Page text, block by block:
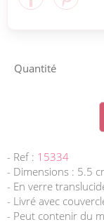
Quantité
- Ref : 15334
- Dimensions : 5.5
- En verre
- Livré avec
- Peut contenir du